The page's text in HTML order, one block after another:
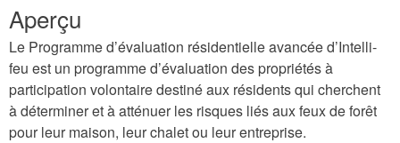
Aperçu
Le Programme d’évaluation résidentielle avancée d’Intelli-
feu est un programme d’évaluation des propriétés à
participation volontaire destiné aux résidents qui cherchent
à déterminer et à atténuer les risques liés aux feux de forêt
pour leur maison, leur chalet ou leur entreprise.